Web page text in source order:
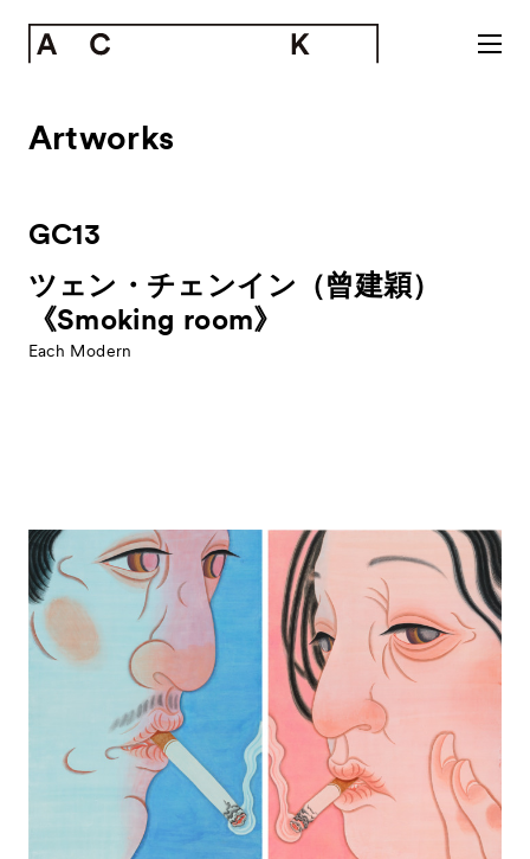
News お知らせ
Exhibitors 出展ギャラリー一覧
Artworks
GC13
ツェン・チェンイン（曾建穎）
《Smoking room》
Each Modern